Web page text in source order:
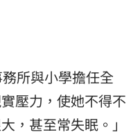
所與小學擔任全
壓力，使她不得不
，甚至常失眠。」